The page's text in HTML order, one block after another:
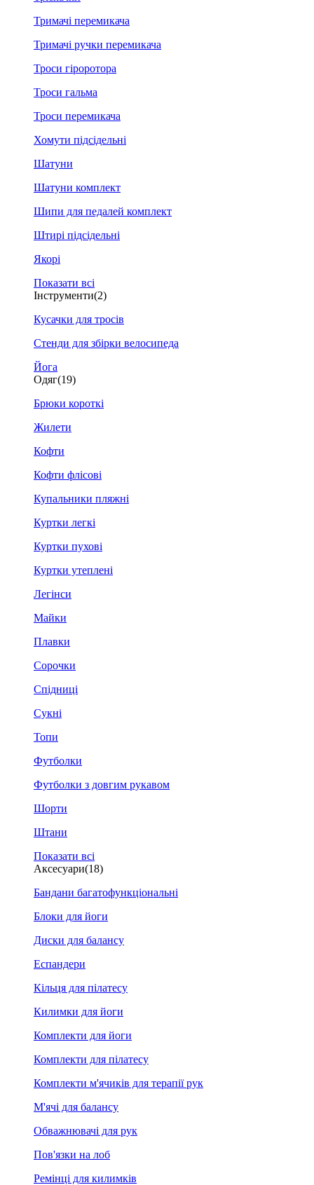
Тримачі перемикача
Тримачі ручки перемикача
Троси гіроротора
Троси гальма
Троси перемикача
Хомути підсідельні
Шатуни
Шатуни комплект
Шипи для педалей комплект
Штирі підсідельні
Якорі
Показати всі
Інструменти(2)
Кусачки для тросів
Стенди для збірки велосипеда
Йога
Одяг(19)
Брюки короткі
Жилети
Кофти
Кофти флісові
Купальники пляжні
Куртки легкі
Куртки пухові
Куртки утеплені
Легінси
Майки
Плавки
Сорочки
Спідниці
Сукні
Топи
Футболки
Футболки з довгим рукавом
Шорти
Штани
Показати всі
Аксесуари(18)
Бандани багатофункціональні
Блоки для йоги
Диски для балансу
Еспандери
Кільця для пілатесу
Килимки для йоги
Комплекти для йоги
Комплекти для пілатесу
Комплекти м'ячиків для терапії рук
М'ячі для балансу
Обважнювачі для рук
Пов'язки на лоб
Ремінці для килимків